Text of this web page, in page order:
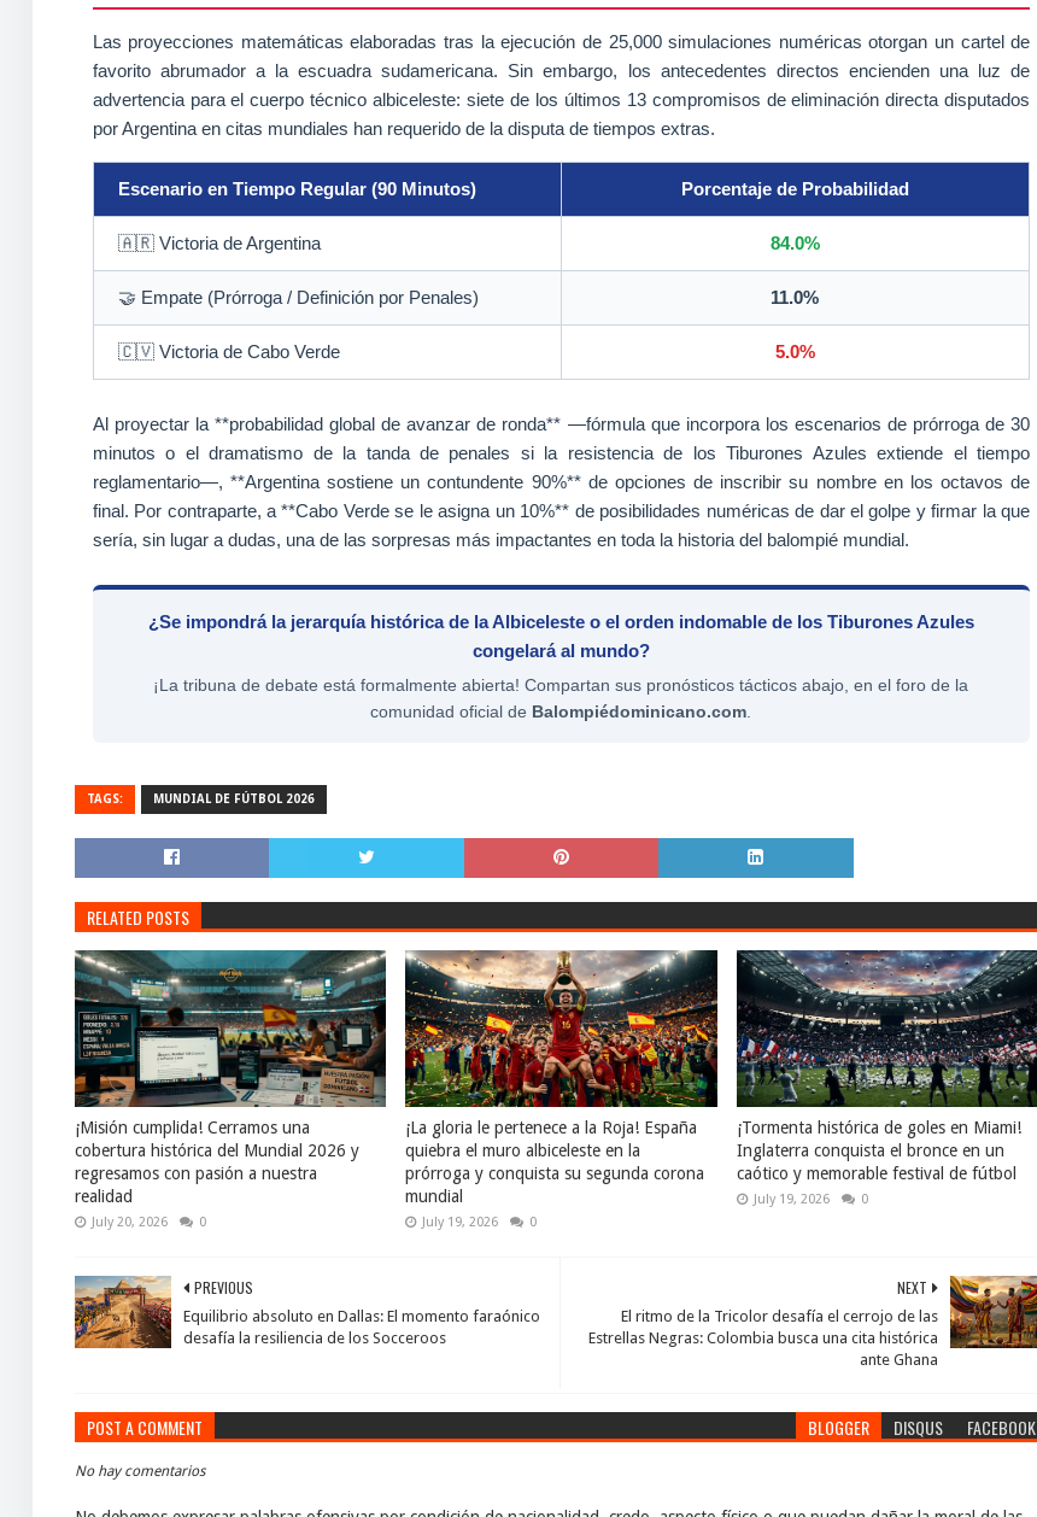
Las proyecciones matemáticas elaboradas tras la ejecución de 25,000 simulaciones numéricas otorgan un cartel de
favorito abrumador a la escuadra sudamericana. Sin embargo, los antecedentes directos encienden una luz de
advertencia para el cuerpo técnico albiceleste: siete de los últimos 13 compromisos de eliminación directa disputados
por Argentina en citas mundiales han requerido de la disputa de tiempos extras.
Escenario en Tiempo Regular (90 Minutos) Porcentaje de Probabilidad
🇦🇷 Victoria de Argentina 84.0%
🤝 Empate (Prórroga / Definición por Penales) 11.0%
🇨🇻 Victoria de Cabo Verde 5.0%
Al proyectar la **probabilidad global de avanzar de ronda** —fórmula que incorpora los escenarios de prórroga de 30
minutos o el dramatismo de la tanda de penales si la resistencia de los Tiburones Azules extiende el tiempo
reglamentario—, **Argentina sostiene un contundente 90%** de opciones de inscribir su nombre en los octavos de
final. Por contraparte, a **Cabo Verde se le asigna un 10%** de posibilidades numéricas de dar el golpe y firmar la que
sería, sin lugar a dudas, una de las sorpresas más impactantes en toda la historia del balompié mundial.
¿Se impondrá la jerarquía histórica de la Albiceleste o el orden indomable de los Tiburones Azules
congelará al mundo?
¡La tribuna de debate está formalmente abierta! Compartan sus pronósticos tácticos abajo, en el foro de la
comunidad oficial de Balompiédominicano.com
TAGS: MUNDIAL DE FÚTBOL 2026
RELATED POSTS
¡Misión cumplida! Cerramos una
cobertura histórica del Mundial 2026 y
regresamos con pasión a nuestra
realidad
July 20, 2026 0
¡La gloria le pertenece a la Roja! España
quiebra el muro albiceleste en la
prórroga y conquista su segunda corona
mundial
July 19, 2026 0
¡Tormenta histórica de goles en Miami!
Inglaterra conquista el bronce en un
caótico y memorable festival de fútbol
July 19, 2026 0
NEXT
El ritmo de la Tricolor desafía el cerrojo de las
Estrellas Negras: Colombia busca una cita histórica
ante Ghana
PREVIOUS
Equilibrio absoluto en Dallas: El momento faraónico
desafía la resiliencia de los Socceroos
POST A COMMENT BLOGGER DISQUS FACEBOOK
No hay comentarios